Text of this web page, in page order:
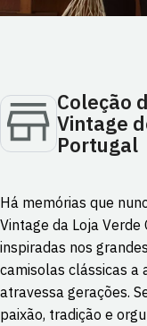
Coleção
Vintage
Portugal
Há memórias que
Vintage da Loja Verde
inspiradas nos
camisolas clássicas a
atravessa gerações.
paixão, tradição e